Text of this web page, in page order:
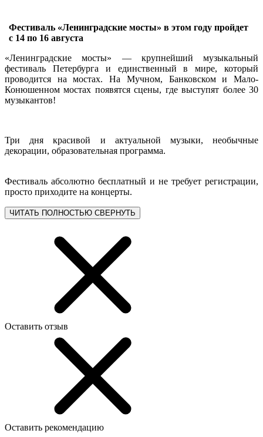
Фестиваль «Ленинградские мосты» в этом году пройдет
с 14 по 16 августа
«Ленинградские мосты» — крупнейший музыкальный
фестиваль Петербурга и единственный в мире, который
проводится на мостах. На Мучном, Банковском и Мало-
Конюшенном мостах появятся сцены, где выступят более 30
музыкантов!
Три дня красивой и актуальной музыки, необычные
декорации, образовательная программа.
Фестиваль абсолютно бесплатный и не требует регистрации,
просто приходите на концерты.
ЧИТАТЬ ПОЛНОСТЬЮ СВЕРНУТЬ
Оставить отзыв
Оставить рекомендацию